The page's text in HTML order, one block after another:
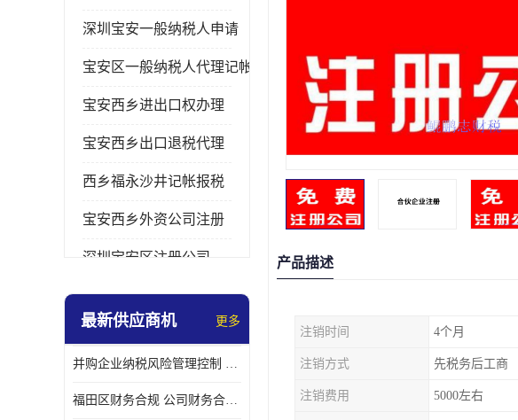
深圳宝安一般纳税人申请
宝安区一般纳税人代理记帐
宝安西乡进出口权办理
宝安西乡出口退税代理
西乡福永沙井记帐报税
宝安西乡外资公司注册
深圳宝安区注册公司
宝安西乡办理营业执照
宝安西乡代理记帐
注册公司
最新供应商机 更多
并购企业纳税风险管理控制 企业纳税风险管理控制 如何操作
福田区财务合规 公司财务合规 如何处理实现税务*风险
产品描述
注销时间 4个月
注销方式 先税务后工商
注销费用 5000左右